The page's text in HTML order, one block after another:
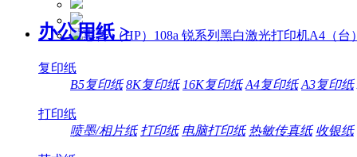
办公用纸 >
复印纸
B5复印纸 8K复印纸 16K复印纸 A4复印纸 A3复印纸
打印纸
喷墨/相片纸 打印纸 电脑打印纸 热敏传真纸 收银纸